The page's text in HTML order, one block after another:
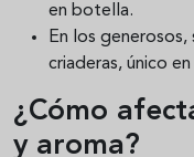
en botella.
En los
criaderas, único
¿Cómo
y aroma?